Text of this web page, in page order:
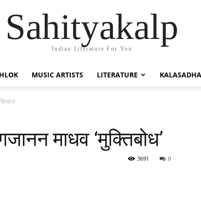
Sahityakalp
Indian Literature For You
MUSIC ARTISTS LITERATURE
माधव ‘मुक्तिबोध’
0
3691